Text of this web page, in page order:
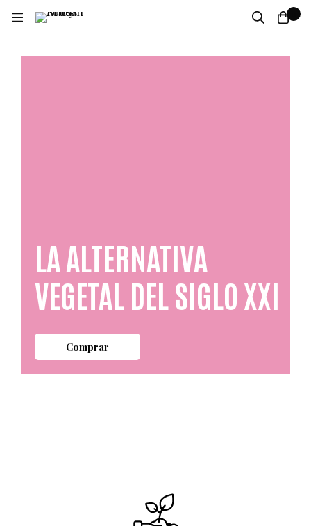
LA ALTERNATIVA
VEGETAL DEL SIGLO XXI
Comprar